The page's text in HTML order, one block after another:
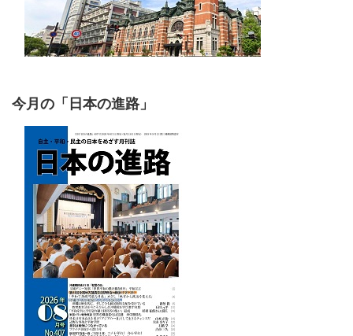
今月の「日本の進路」